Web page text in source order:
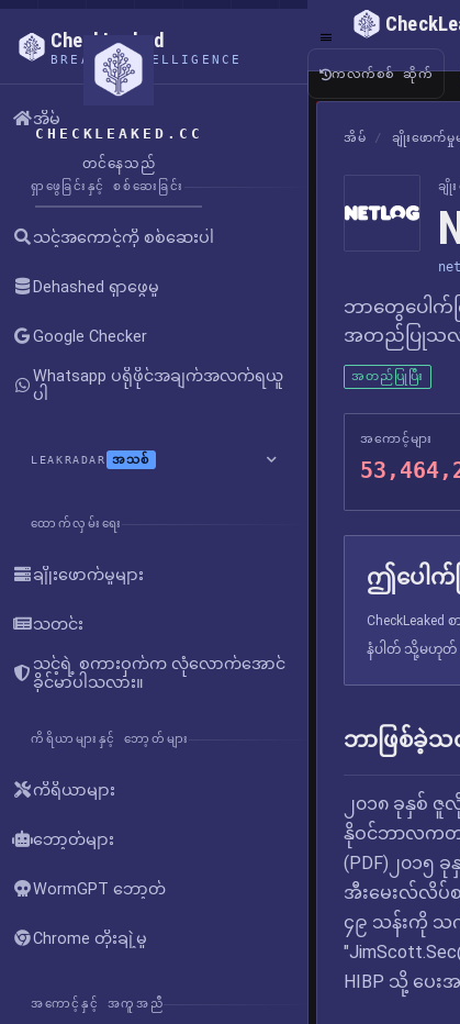
CHECKLEAKED.CC
တင်နေသည်
CheckLeaked
BREACH INTELLIGENCE
အိမ်
ရှာဖွေခြင်းနှင့် စစ်ဆေးခြင်း
သင့်အကောင့်ကို စစ်ဆေးပါ
Dehashed ရှာဖွေမှု
Google Checker
Whatsapp ပရိုဖိုင်အချက်အလက်ရယူ
ပါ
LEAKRADAR အသစ်
ထောက်လှမ်းရေး
ချိုးဖောက်မှုများ
သတင်း
သင့်ရဲ့ စကားဝှက်က လုံလောက်အောင်
ခိုင်မာပါသလား။
ကိရိယာများနှင့် ဘော့တ်များ
ကိရိယာများ
ဘော့တ်များ
WormGPT ဘော့တ်
Chrome တိုးချဲ့မှု
အကောင့်နှင့် အကူအညီ
ကလက်စစ် ဆိုက်
အိမ် / ချိုးဖောက်မှုမ
ချို
ဘာတွေပေါ
အတည်ပြုသ
အတည်ပြုပြီး
အကောင့်များ
ဤပေါက်
နံပါတ် သို့မဟုတ်
ဘာဖြစ်ခဲ့
၂၀၁၈ ခုနှစ်
နိုဝင်ဘာလကတ
(PDF)၂၀၁
အီးမေးလ်လိပ်စ
၄၉ သန်းကို သ
"
HIBP သို့ ပေး